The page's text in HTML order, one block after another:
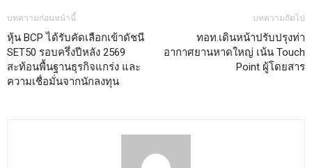
บทความก่อนหน้านี้
หุ้น BCP ได้รับคัดเลือกเข้าดัชนี
SET50 รอบครึ่งปีหลัง 2569
สะท้อนพื้นฐานธุรกิจแกร่ง และ
ความเชื่อมั่นจากนักลงทุน
บทความถัดไป
ทอท.เดินหน้าปรับปรุงท่า
อากาศยานหาดใหญ่ เน้น Touch
Point ผู้โดยสาร